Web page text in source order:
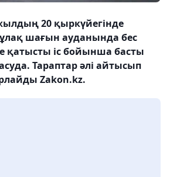
20 қыркүйегінде
шағын ауданында бес
қатысты іс бойынша басты
Тараптар әлі айтысып
Zakon.kz.